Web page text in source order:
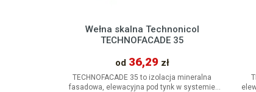
Wełna skalna Technonicol
TECHNOFACADE 35
od 36,29 zł
TECHNOFACADE 35 to izolacja mineralna
fasadowa, elewacyjna pod tynk w systemie